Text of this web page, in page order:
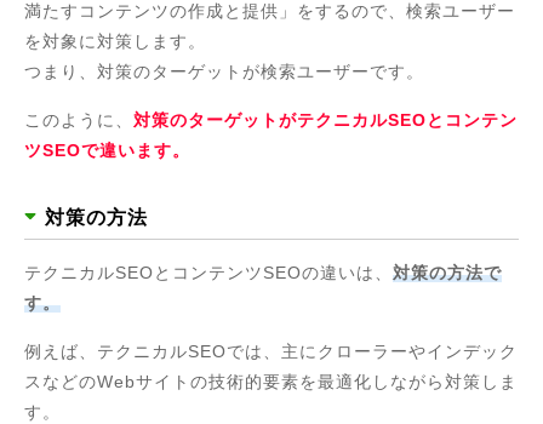
満たすコンテンツの作成と提供」をするので、検索ユーザー
を対象に対策します。
つまり、対策のターゲットが検索ユーザーです。
このように、 対策のターゲットがテクニカルSEOとコンテン
ツSEOで違います。
対策の方法
テクニカルSEOとコンテンツSEOの違いは、 対策の方法で
す。
例えば、テクニカルSEOでは、主にクローラーやインデック
スなどのWebサイトの技術的要素を最適化しながら対策しま
す。